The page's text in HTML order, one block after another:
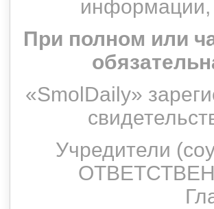
информации,
При полном или
«SmolDaily»
Учредители